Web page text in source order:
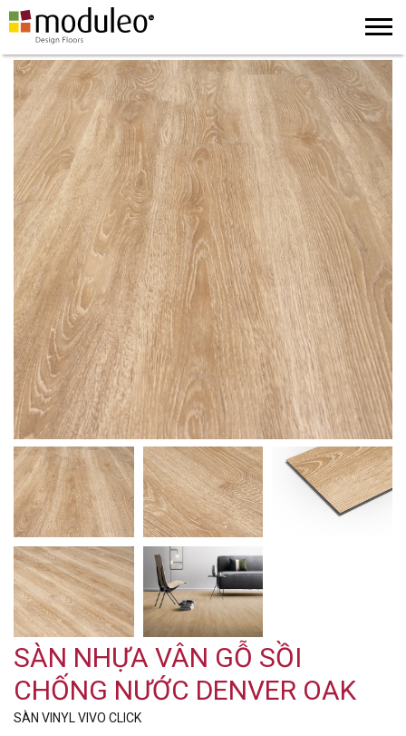
SÀN NHỰA VÂN GỖ SỒI
CHỐNG NƯỚC DENVER OAK
SÀN VINYL VIVO CLICK